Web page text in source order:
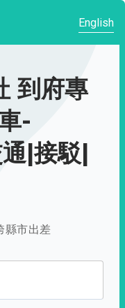
English
到府專
-
|接駁|
縣市出差